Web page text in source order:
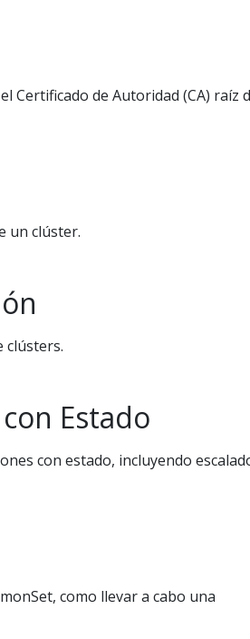
Certificado de Autoridad (CA) raíz
un clúster.
clústers.
Estado
con estado, incluyendo
como llevar a cabo una